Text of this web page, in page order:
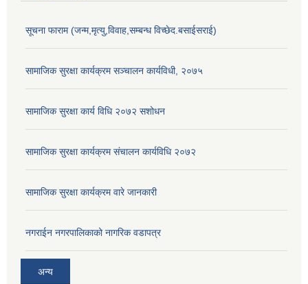
सूचना फाराम (जन्म,मृत्यु,विवाह,सम्बन्ध विच्छेद.बसाईसराई)
सामाजिक सुरक्षा कार्यक्रम सञ्चालन कार्यविधी, २०७५
सामाजिक सुरक्षा कार्य विधि २०७२ स‌शोधन
सामाजिक सुरक्षा कार्यक्रम संचालन कार्यविधि २०७२
सामाजिक सुरक्षा कार्यक्रम वारे जानकारी
नगराईन नगरपालिकाको नागरिक वडापत्र
अन्य